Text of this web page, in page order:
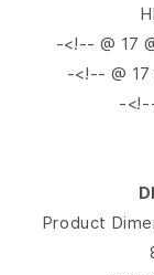
-<!-- @ 17
-<!-- @ 17
-
Product